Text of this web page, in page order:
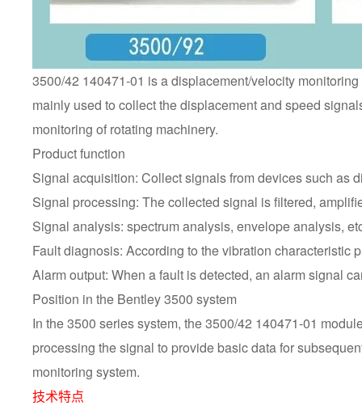
3500/42 140471-01 is a displacement/velocity
mainly used to collect the displacement and speed
monitoring of rotating machinery.
Product function
Signal acquisition: Collect signals from devices such as
Signal processing: The collected signal is filtered,
Signal analysis: spectrum analysis, envelope analysis,
Fault diagnosis: According to the vibration characteristic
Alarm output: When a fault is detected, an alarm signal
Position in the Bentley 3500 system
In the 3500 series system, the 3500/42 140471-01
processing the signal to provide basic data for
monitoring system.
技术特点